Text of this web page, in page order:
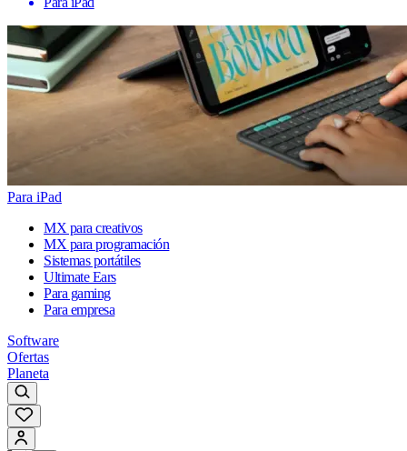
Para iPad
MX para creativos
MX para programación
Sistemas portátiles
Ultimate Ears
Para gaming
Para empresa
Software
Ofertas
Planeta